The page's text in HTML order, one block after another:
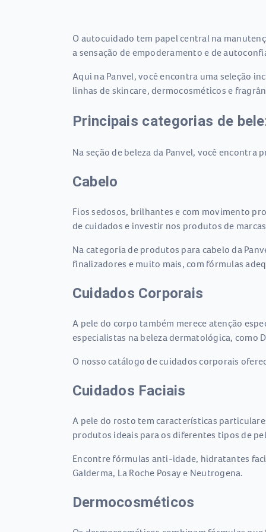
O autocuidado tem papel central na
a sensação de empoderamento e de
Aqui na Panvel, você encontra uma seleção
linhas de skincare, dermocosméticos e
Principais categorias de
Na seção de beleza da Panvel, você
Cabelo
Fios sedosos, brilhantes e com movimento
de cuidados e investir nos produtos de
Na categoria de produtos para cabelo da
finalizadores e muito mais, com fórmulas
Cuidados Corporais
A pele do corpo também merece atenção
especialistas na beleza dermatológica, como
O nosso catálogo de cuidados corporais
Cuidados Faciais
A pele do rosto tem características
produtos ideais para os diferentes tipos de
Encontre fórmulas anti-idade, hidratantes
Galderma, La Roche Posay e Neutrogena.
Dermocosméticos